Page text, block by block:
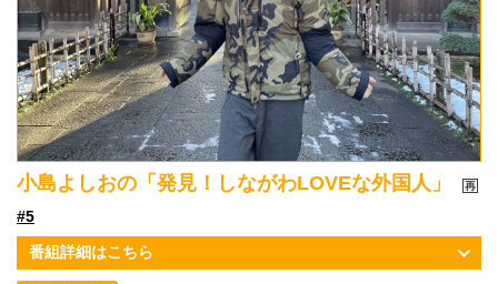
小島よしおの「発見！しながわLOVEな外国人」
#5
番組詳細はこちら